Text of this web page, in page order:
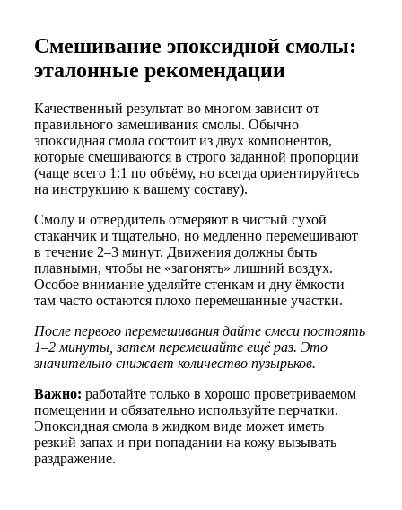
Смешивание эпоксидной смолы:
эталонные рекомендации
Качественный результат во многом зависит от
правильного замешивания смолы. Обычно
эпоксидная смола состоит из двух компонентов,
которые смешиваются в строго заданной пропорции
(чаще всего 1:1 по объёму, но всегда ориентируйтесь
на инструкцию к вашему составу).
Смолу и отвердитель отмеряют в чистый сухой
стаканчик и тщательно, но медленно перемешивают
в течение 2–3 минут. Движения должны быть
плавными, чтобы не «загонять» лишний воздух.
Особое внимание уделяйте стенкам и дну ёмкости —
там часто остаются плохо перемешанные участки.
После первого перемешивания дайте смеси постоять
1–2 минуты, затем перемешайте ещё раз. Это
значительно снижает количество пузырьков.
Важно: работайте только в хорошо проветриваемом
помещении и обязательно используйте перчатки.
Эпоксидная смола в жидком виде может иметь
резкий запах и при попадании на кожу вызывать
раздражение.